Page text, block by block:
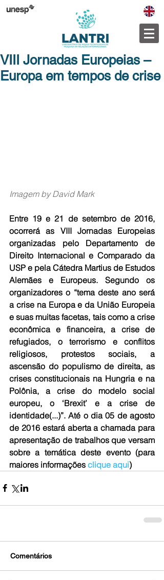
VIII Jornadas Europeias –
Europa em tempos de crise
Imagem by David Mark
Entre 19 e 21 de setembro de 2016,
ocorrerá as VIII Jornadas Europeias
organizadas pelo Departamento de
Direito Internacional e Comparado da
USP e pela Cátedra Martius de Estudos
Alemães e Europeus. Segundo os
organizadores o “tema deste ano será
a crise na Europa e da União Europeia
e suas muitas facetas, tais como a crise
econômica e financeira, a crise de
refugiados, o terrorismo e conflitos
religiosos, protestos sociais, a
ascensão do populismo de direita, as
crises constitucionais na Hungria e na
Polônia, a crise do modelo social
europeu, o ‘Brexit’ e a crise de
identidade(...)”. Até o dia 05 de agosto
de 2016 estará aberta a chamada para
apresentação de trabalhos que versam
sobre a temática deste evento (para
maiores informações clique aqui)
Comentários